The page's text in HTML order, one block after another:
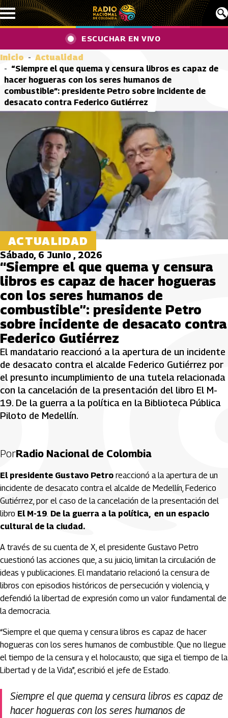
Pasar al contenido principal
ESCUCHAR EN VIVO
Inicio
Actualidad
“Siempre el que quema y censura libros es capaz de
hacer hogueras con los seres humanos de
combustible”: presidente Petro sobre incidente de
desacato contra Federico Gutiérrez
ACTUALIDAD
Sábado, 6 Junio , 2026
“Siempre el que quema y censura
libros es capaz de hacer hogueras
con los seres humanos de
combustible”: presidente Petro
sobre incidente de desacato contra
Federico Gutiérrez
El mandatario reaccionó a la apertura de un incidente
de desacato contra el alcalde Federico Gutiérrez por
el presunto incumplimiento de una tutela relacionada
con la cancelación de la presentación del libro El M-
19. De la guerra a la política en la Biblioteca Pública
Piloto de Medellín.
PorRadio Nacional de Colombia
El presidente Gustavo Petro reaccionó a la apertura de un
incidente de desacato contra el alcalde de Medellín, Federico
Gutiérrez, por el caso de la cancelación de la presentación del
libro El M-19. De la guerra a la política, en un espacio
cultural de la ciudad.
A través de su cuenta de X, el presidente Gustavo Petro
cuestionó las acciones que, a su juicio, limitan la circulación de
ideas y publicaciones. El mandatario relacionó la censura de
libros con episodios históricos de persecución y violencia, y
defendió la libertad de expresión como un valor fundamental de
la democracia.
“Siempre el que quema y censura libros es capaz de hacer
hogueras con los seres humanos de combustible. Que no llegue
el tiempo de la censura y el holocausto; que siga el tiempo de la
Libertad y de la Vida”, escribió el jefe de Estado.
Siempre el que quema y censura libros es capaz de
hacer hogueras con los seres humanos de